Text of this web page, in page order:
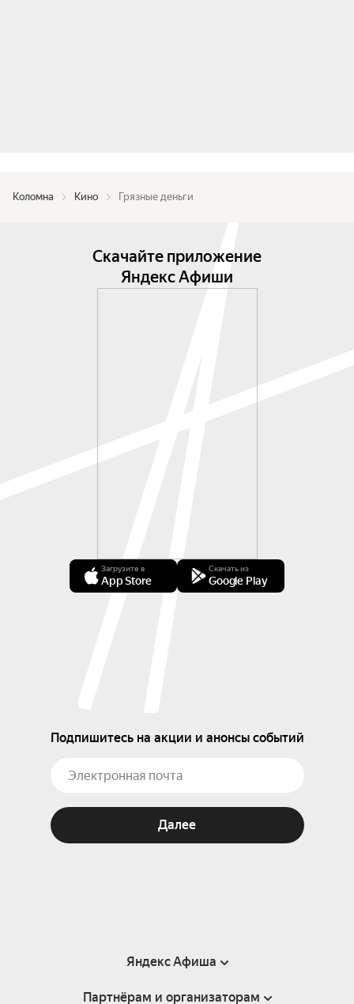
Коломна Кино Грязные деньги
Скачайте приложение
Яндекс Афиши
Загрузите в
App Store
Скачать из
Google Play
Подпишитесь на акции и анонсы событий
Далее
Яндекс Афиша
Справка
Партнёрам и организаторам